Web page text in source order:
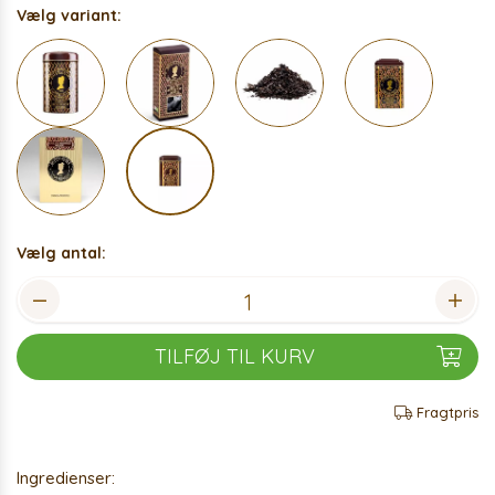
Vælg variant:
Vælg antal:
TILFØJ TIL KURV
Fragtpris
Ingredienser: